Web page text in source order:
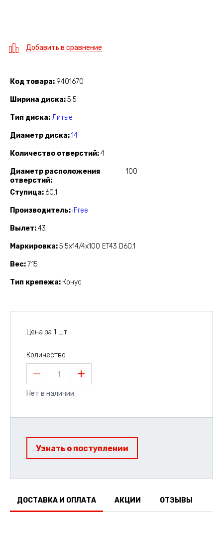
Добавить в сравнение
Код товара 9401670
Ширина диска 5.5
Тип диска Литые
Диаметр диска 14
Количество отверстий 4
Диаметр расположения
отверстий
100
Ступица 60.1
Производитель iFree
Вылет 43
Маркировка 5.5x14/4x100 ET43 D60.1
Вес 7.15
Тип крепежа Конус
Цена за 1 шт.
Количество
1
Нет в наличии
Узнать о поступлении
ДОСТАВКА И ОПЛАТА АКЦИИ ОТЗЫВЫ